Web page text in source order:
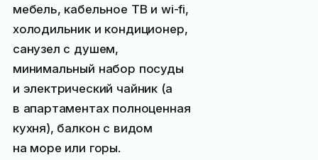
мебель, кабельное ТВ и wi-fi,
холодильник и кондиционер,
санузел с душем,
минимальный набор посуды
и электрический чайник (а
в апартаментах полноценная
кухня), балкон с видом
на море или горы.